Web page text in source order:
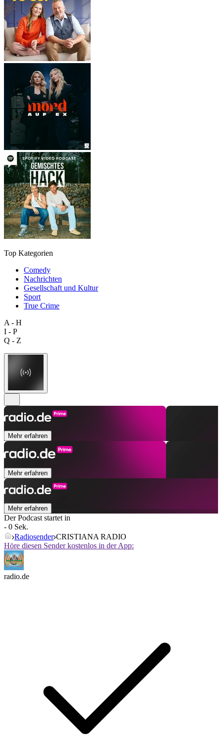
Top Kategorien
Comedy
Nachrichten
Gesellschaft und Kultur
Sport
True Crime
A - H
I - P
Q - Z
Mehr erfahren
Mehr erfahren
Mehr erfahren
Der Podcast startet in
- 0 Sek.
Radiosender CRISTIANA RADIO
Höre diesen Sender kostenlos in der App:
radio.de